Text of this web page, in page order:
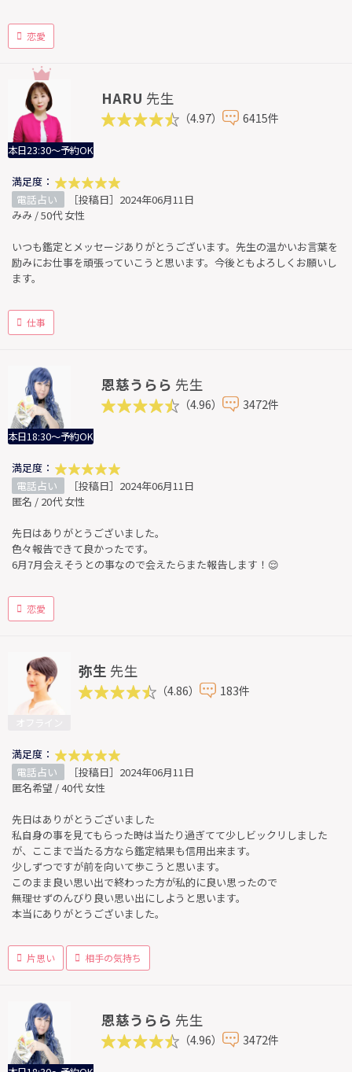
恋愛
本日23:30～予約OK
HARU 先生
（4.97） 6415件
満足度：
電話占い
［投稿日］2024年06月11日
みみ / 50代 女性
いつも鑑定とメッセージありがとうございます。先生の温かいお言葉を
励みにお仕事を頑張っていこうと思います。今後ともよろしくお願いし
ます。
仕事
本日18:30～予約OK
恩慈うらら 先生
（4.96） 3472件
満足度：
電話占い
［投稿日］2024年06月11日
匿名 / 20代 女性
先日はありがとうございました。
色々報告できて良かったです。
6月7月会えそうとの事なので会えたらまた報告します！😌
恋愛
弥生 先生
（4.86） 183件
満足度：
電話占い
［投稿日］2024年06月11日
匿名希望 / 40代 女性
先日はありがとうございました
私自身の事を見てもらった時は当たり過ぎてて少しビックリしました
が、ここまで当たる方なら鑑定結果も信用出来ます。
少しずつですが前を向いて歩こうと思います。
このまま良い思い出で終わった方が私的に良い思ったので
無理せずのんびり良い思い出にしようと思います。
本当にありがとうございました。
片思い 相手の気持ち
恩慈うらら 先生
（4.96） 3472件